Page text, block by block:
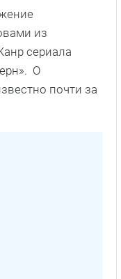
из
сериала
О
почти за